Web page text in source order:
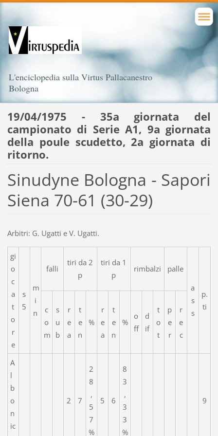
L'enciclopedia sulla Virtus Pallacanestro
Bologna
19/04/1975 - 35a giornata del
campionato di Serie A1, 9a giornata
della poule scudetto, 2a giornata di
ritorno.
Sinudyne Bologna - Sapori
Siena 70-61 (30-29)
Arbitri: G. Ugatti e V. Ugatti.
gi
o
c
a
t
o
r
e
s
5
m
i
n
falli
tiri da 2
p
tiri da 1
p
rimbalzi
palle
a
s
s
p.
ti
c
o
m
s
u
b
r
e
a
t
e
n
%
r
e
a
t
e
n
%
o
ff
d
if
t
o
t
p
e
r
r
e
c
A
l
b
o
n
ic
2 7
2
8
,
5
7
%
5 6
8
3
,
3
3
%
9